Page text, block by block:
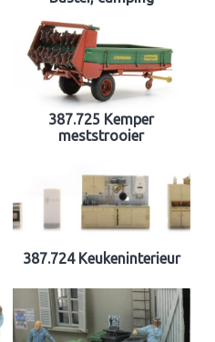
387.725 Kemper
meststrooier
387.724 Keukeninterieur